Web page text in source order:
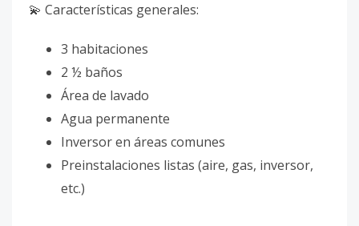
💫 Características generales:
3 habitaciones
2 ½ baños
Área de lavado
Agua permanente
Inversor en áreas comunes
Preinstalaciones listas (aire, gas, inversor,
etc.)